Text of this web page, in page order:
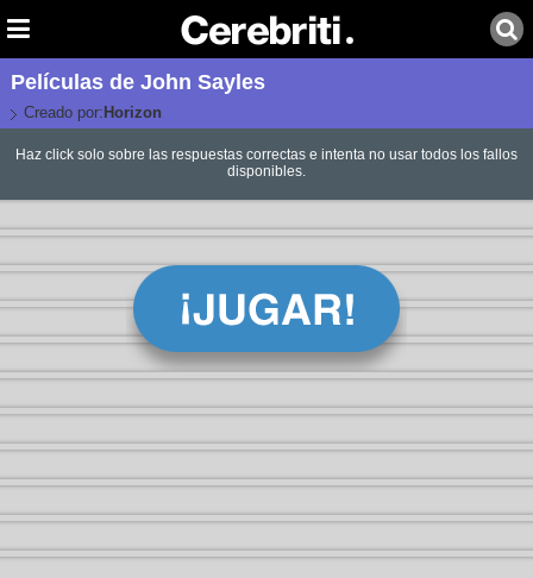
Películas de John Sayles
Creado por: Horizon
Haz click solo sobre las respuestas correctas e intenta no usar todos los fallos
disponibles.